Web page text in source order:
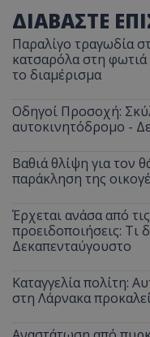
ΔΙΑΒΑΣΤΕ
Παραλίγο τραγωδία
κατσαρόλα στη φωτιά
το διαμέρισμα
Οδηγοί Προσοχή:
αυτοκινητόδρομο -
Βαθιά θλίψη για τον
παράκληση της
Έρχεται ανάσα από
προειδοποιήσεις: Τι
Δεκαπενταύγουστο
Καταγγελία πολίτη:
στη Λάρνακα